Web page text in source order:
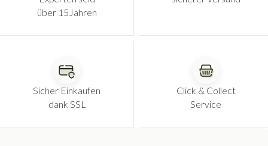
über 15Jahren
Sicher Einkaufen
dank SSL
Click & Collect
Service